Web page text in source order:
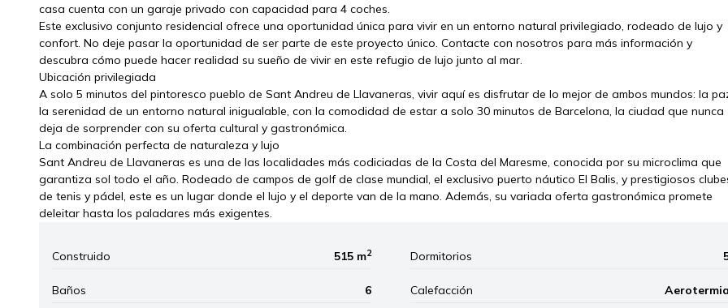
casa cuenta con un garaje privado con capacidad para 4 coches.
Este exclusivo conjunto residencial ofrece una oportunidad única para vivir en un entorno natural privilegiado, rodeado de lujo y
confort. No deje pasar la oportunidad de ser parte de este proyecto único. Contacte con nosotros para más información y
descubra cómo puede hacer realidad su sueño de vivir en este refugio de lujo junto al mar.
Ubicación privilegiada
A solo 5 minutos del pintoresco pueblo de Sant Andreu de Llavaneras, vivir aquí es disfrutar de lo mejor de ambos mundos: la
la serenidad de un entorno natural inigualable, con la comodidad de estar a solo 30 minutos de Barcelona, la ciudad que nunca
deja de sorprender con su oferta cultural y gastronómica.
La combinación perfecta de naturaleza y lujo
Sant Andreu de Llavaneras es una de las localidades más codiciadas de la Costa del Maresme, conocida por su microclima que
garantiza sol todo el año. Rodeado de campos de golf de clase mundial, el exclusivo puerto náutico El Balis, y prestigiosos
de tenis y pádel, este es un lugar donde el lujo y el deporte van de la mano. Además, su variada oferta gastronómica promete
deleitar hasta los paladares más exigentes.
Construido 515 m2 Dormitorios
Baños 6 Calefacción Aerotermia